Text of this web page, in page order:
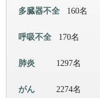
多臓器不全 160名
呼吸不全 170名
肺炎 1297名
がん 2274名